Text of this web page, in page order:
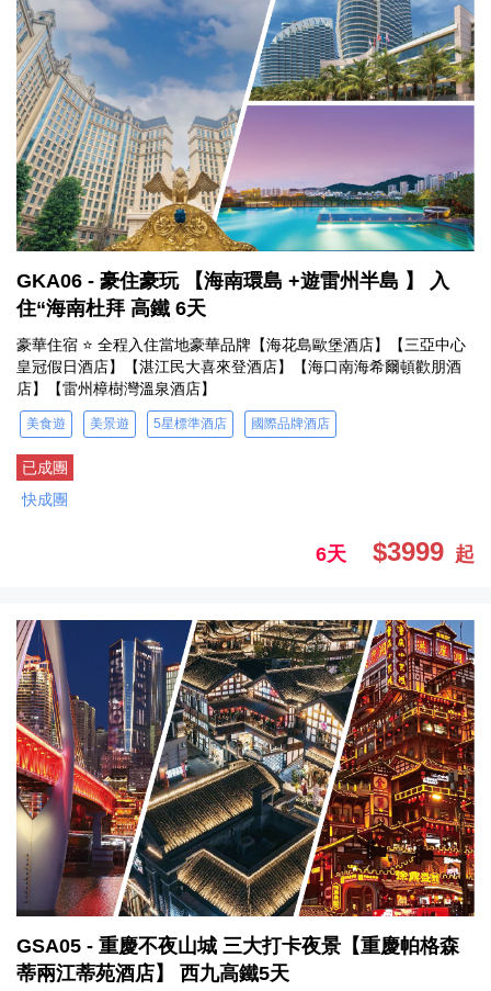
GKA06 - 豪住豪玩 【海南環島 +遊雷州半島 】 入
住“海南杜拜 高鐵 6天
豪華住宿 ⭐ 全程入住當地豪華品牌【海花島歐堡酒店】【三亞中心
皇冠假日酒店】【湛江民大喜來登酒店】【海口南海希爾頓歡朋酒
店】【雷州樟樹灣溫泉酒店】
美食遊 美景遊 5星標準酒店 國際品牌酒店
已成團
快成團
6天 $3999 起
GSA05 - 重慶不夜山城 三大打卡夜景【重慶帕格森
蒂兩江蒂苑酒店】 西九高鐵5天